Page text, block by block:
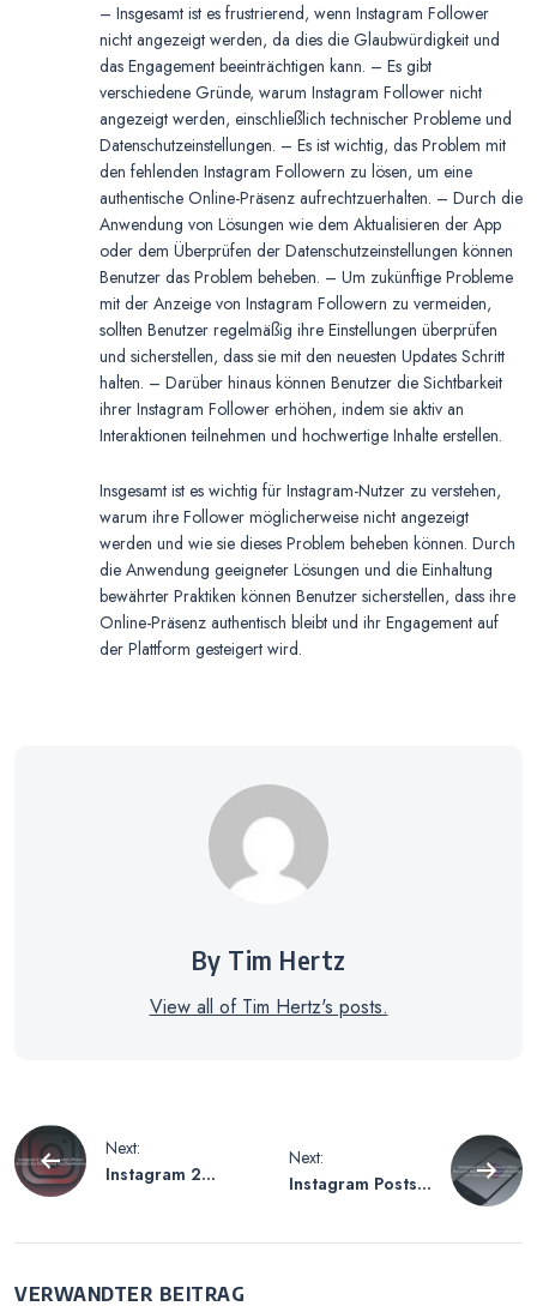
– Insgesamt ist es frustrierend, wenn Instagram Follower
nicht angezeigt werden, da dies die Glaubwürdigkeit und
das Engagement beeinträchtigen kann. – Es gibt
verschiedene Gründe, warum Instagram Follower nicht
angezeigt werden, einschließlich technischer Probleme und
Datenschutzeinstellungen. – Es ist wichtig, das Problem mit
den fehlenden Instagram Followern zu lösen, um eine
authentische Online-Präsenz aufrechtzuerhalten. – Durch die
Anwendung von Lösungen wie dem Aktualisieren der App
oder dem Überprüfen der Datenschutzeinstellungen können
Benutzer das Problem beheben. – Um zukünftige Probleme
mit der Anzeige von Instagram Followern zu vermeiden,
sollten Benutzer regelmäßig ihre Einstellungen überprüfen
und sicherstellen, dass sie mit den neuesten Updates Schritt
halten. – Darüber hinaus können Benutzer die Sichtbarkeit
ihrer Instagram Follower erhöhen, indem sie aktiv an
Interaktionen teilnehmen und hochwertige Inhalte erstellen.
Insgesamt ist es wichtig für Instagram-Nutzer zu verstehen,
warum ihre Follower möglicherweise nicht angezeigt
werden und wie sie dieses Problem beheben können. Durch
die Anwendung geeigneter Lösungen und die Einhaltung
bewährter Praktiken können Benutzer sicherstellen, dass ihre
Online-Präsenz authentisch bleibt und ihr Engagement auf
der Plattform gesteigert wird.
By Tim Hertz
View all of Tim Hertz's posts.
Beitragsnavigation
Next:
Instagram 2
Next:
Instagram Posts
Account –
VERWANDTER BEITRAG